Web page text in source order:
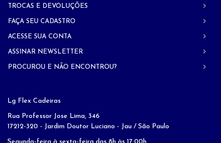
TROCAS E DEVOLUÇÕES
FAÇA SEU CADASTRO
ACESSE SUA CONTA
ASSINAR NEWSLETTER
PROCUROU E NÃO ENCONTROU?
Lg Flex Cadeiras
Rua Professor Jose Lima, 346
17212-320 - Jardim Doutor Luciano - Jau / São Paulo